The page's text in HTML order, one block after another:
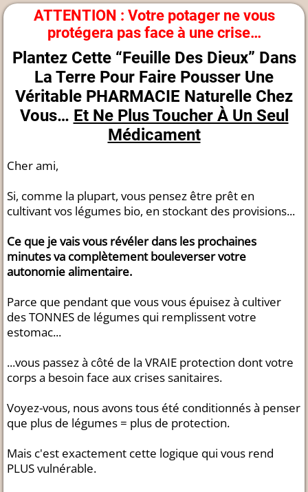
ATTENTION : Votre potager ne vous
protégera pas face à une crise…
Plantez Cette “Feuille Des Dieux” Dans
La Terre Pour Faire Pousser Une
Véritable PHARMACIE Naturelle Chez
Vous… Et Ne Plus Toucher À Un Seul
Médicament
Cher ami,
Si, comme la plupart, vous pensez être prêt en
cultivant vos légumes bio, en stockant des provisions...
Ce que je vais vous révéler dans les prochaines
minutes va complètement bouleverser votre
autonomie alimentaire.
Parce que pendant que vous vous épuisez à cultiver
des TONNES de légumes qui remplissent votre
estomac...
...vous passez à côté de la VRAIE protection dont votre
corps a besoin face aux crises sanitaires.
Voyez-vous, nous avons tous été conditionnés à penser
que plus de légumes = plus de protection.
Mais c'est exactement cette logique qui vous rend
PLUS vulnérable.